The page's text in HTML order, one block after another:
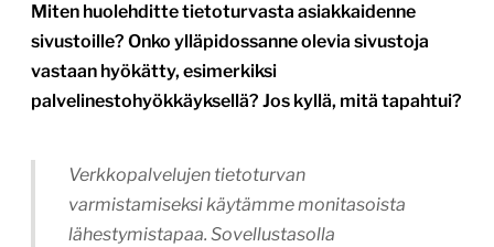
Miten huolehditte tietoturvasta asiakkaidenne
sivustoille? Onko ylläpidossanne olevia sivustoja
vastaan hyökätty, esimerkiksi
palvelinestohyökkäyksellä? Jos kyllä, mitä tapahtui?
Verkkopalvelujen tietoturvan
varmistamiseksi käytämme monitasoista
lähestymistapaa. Sovellustasolla